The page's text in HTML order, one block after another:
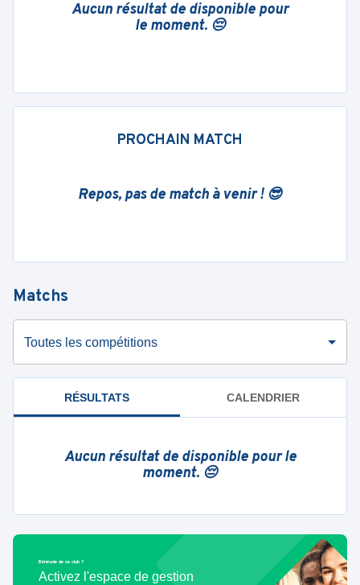
Aucun résultat de disponible pour
le moment. 😔
PROCHAIN MATCH
Repos, pas de match à venir ! 😎
Matchs
Toutes les compétitions
RÉSULTATS CALENDRIER
Aucun résultat de disponible pour le
moment. 😔
Bénévole de ce club ?
Activez l'espace de gestion